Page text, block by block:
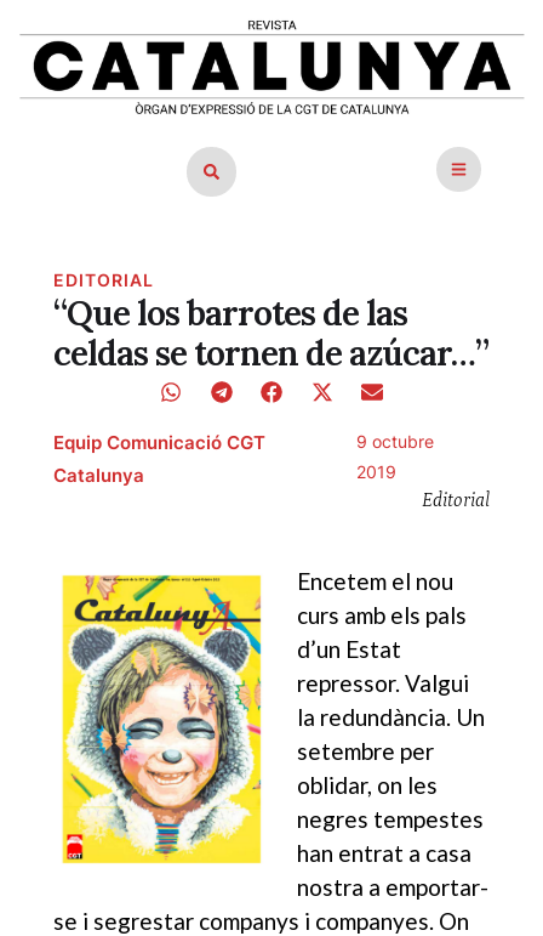
EDITORIAL
“Que los barrotes de las
celdas se tornen de azúcar…”
Equip Comunicació CGT
Catalunya
9 octubre
2019
Editorial
Encetem el nou
curs amb els pals
d’un Estat
repressor. Valgui
la redundància. Un
setembre per
oblidar, on les
negres tempestes
han entrat a casa
nostra a emportar-
se i segrestar companys i companyes. On